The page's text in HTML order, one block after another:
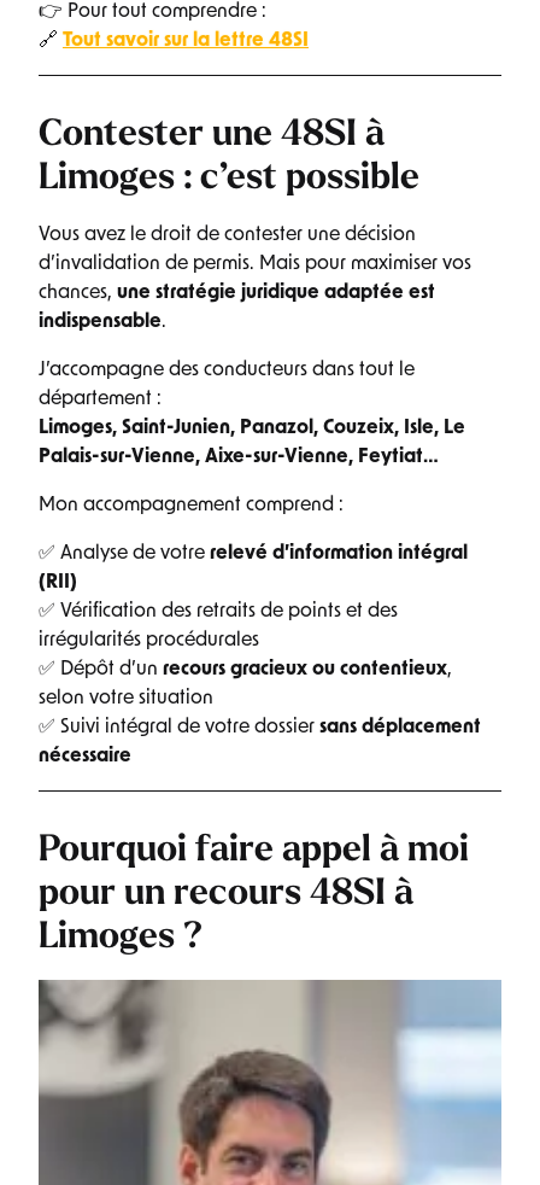
👉 Pour tout comprendre :
🔗 Tout savoir sur la lettre 48SI
Contester une 48SI à
Limoges : c’est possible
Vous avez le droit de contester une décision
d’invalidation de permis. Mais pour maximiser vos
chances, une stratégie juridique adaptée est
indispensable.
J’accompagne des conducteurs dans tout le
département :
Limoges, Saint-Junien, Panazol, Couzeix, Isle, Le
Palais-sur-Vienne, Aixe-sur-Vienne, Feytiat…
Mon accompagnement comprend :
✅ Analyse de votre relevé d’information intégral
(RII)
✅ Vérification des retraits de points et des
irrégularités procédurales
✅ Dépôt d’un recours gracieux ou contentieux,
selon votre situation
✅ Suivi intégral de votre dossier sans déplacement
nécessaire
Pourquoi faire appel à moi
pour un recours 48SI à
Limoges ?